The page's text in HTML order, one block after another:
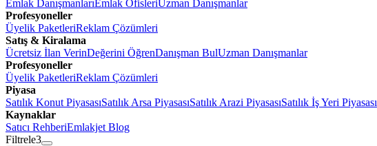
Emlak DanışmanlarıEmlak OfisleriUzman Danışmanlar
Profesyoneller
Üyelik PaketleriReklam Çözümleri
Satış & Kiralama
Ücretsiz İlan VerinDeğerini ÖğrenDanışman BulUzman Danışmanlar
Profesyoneller
Üyelik PaketleriReklam Çözümleri
Piyasa
Satılık Konut PiyasasıSatılık Arsa PiyasasıSatılık Arazi PiyasasıSatılık İş Yeri Piyasası
Kaynaklar
Satıcı RehberiEmlakjet Blog
Filtrele3